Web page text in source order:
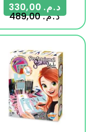
د.م.489,00
د.م.
-13%